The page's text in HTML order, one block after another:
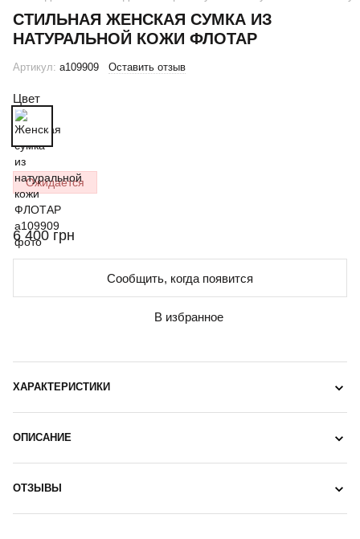
СТИЛЬНАЯ ЖЕНСКАЯ СУМКА ИЗ
НАТУРАЛЬНОЙ КОЖИ ФЛОТАР
Артикул: a109909 Оставить отзыв
Цвет
Ожидается
6 400 грн
Сообщить, когда появится
В избранное
ХАРАКТЕРИСТИКИ
ОПИСАНИЕ
ОТЗЫВЫ